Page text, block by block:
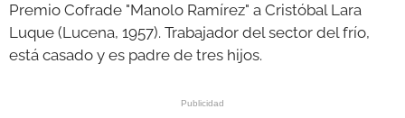
Premio Cofrade "Manolo Ramírez" a Cristóbal Lara
Luque (Lucena, 1957). Trabajador del sector del frío,
está casado y es padre de tres hijos.